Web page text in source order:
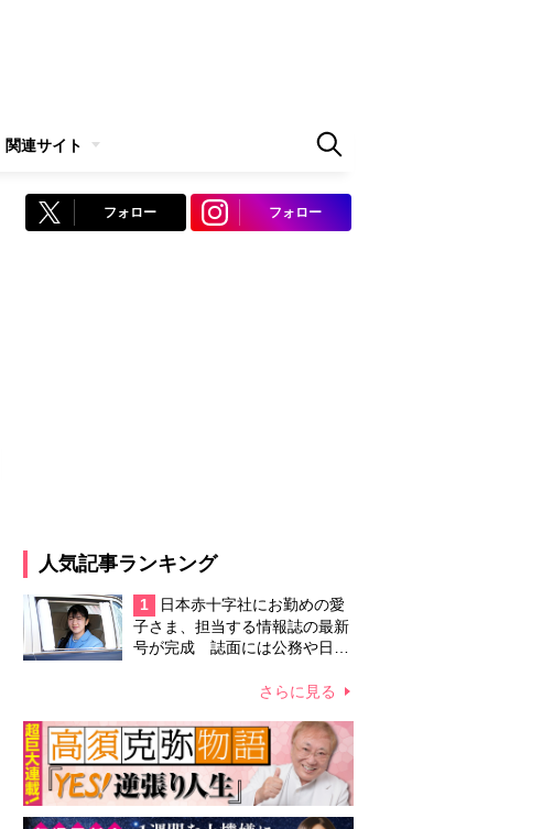
関連サイト
フォロー フォロー
人気記事ランキング
1
日本赤十字社にお勤めの愛
子さま、担当する情報誌の最新
号が完成 誌面には公務や日々
さらに見る